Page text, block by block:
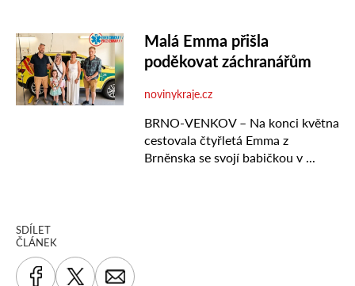
SDÍLET
ČLÁNEK